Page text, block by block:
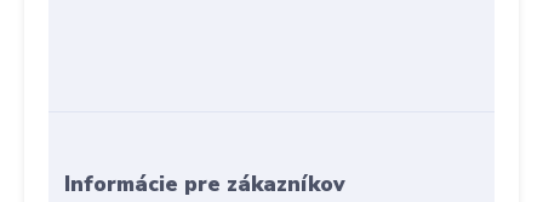
Informácie pre zákazníkov